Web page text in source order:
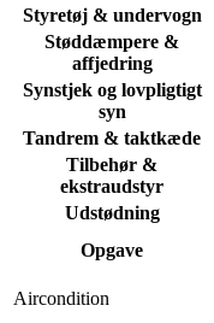
Styretøj & undervogn
Støddæmpere &
affjedring
Synstjek og lovpligtigt
syn
Tandrem & taktkæde
Tilbehør &
ekstraudstyr
Udstødning
Opgave
Aircondition